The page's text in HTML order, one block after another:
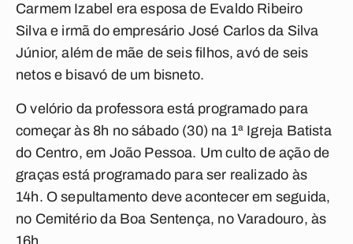
Carmem Izabel era esposa de Evaldo Ribeiro
Silva e irmã do empresário José Carlos da Silva
Júnior, além de mãe de seis filhos, avó de seis
netos e bisavó de um bisneto.
O velório da professora está programado para
começar às 8h no sábado (30) na 1ª Igreja Batista
do Centro, em João Pessoa. Um culto de ação de
graças está programado para ser realizado às
14h. O sepultamento deve acontecer em seguida,
no Cemitério da Boa Sentença, no Varadouro, às
16h.